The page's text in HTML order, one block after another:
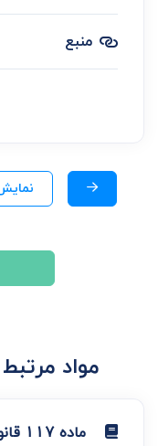
منبع
مواد
ماده 117 قانون مجازات اسلامی